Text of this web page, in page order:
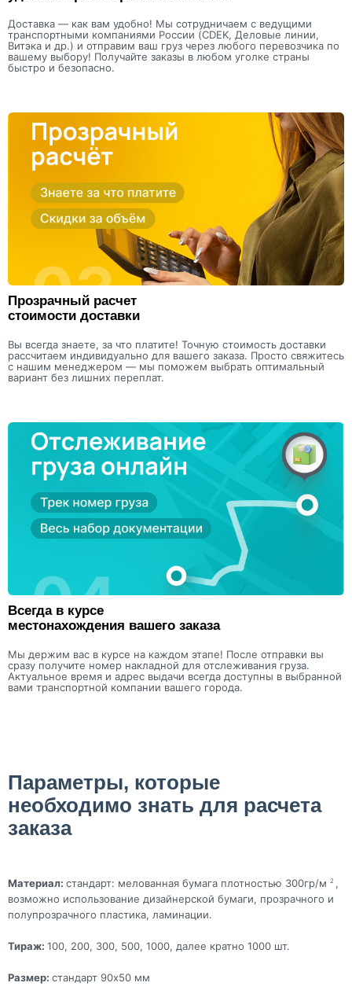
Доставка — как вам удобно! Мы сотрудничаем с ведущими
транспортными компаниями России (CDEK, Деловые линии,
Витэка и др.) и отправим ваш груз через любого перевозчика по
вашему выбору! Получайте заказы в любом уголке страны
быстро и безопасно.
Прозрачный расчет
стоимости доставки
Вы всегда знаете, за что платите! Точную стоимость доставки
рассчитаем индивидуально для вашего заказа. Просто свяжитесь
с нашим менеджером — мы поможем выбрать оптимальный
вариант без лишних переплат.
Всегда в курсе
местонахождения вашего заказа
Мы держим вас в курсе на каждом этапе! После отправки вы
сразу получите номер накладной для отслеживания груза.
Актуальное время и адрес выдачи всегда доступны в выбранной
вами транспортной компании вашего города.
Параметры, которые
необходимо знать для расчета
заказа
Материал: стандарт: мелованная бумага плотностью 300гр/м 2 ,
возможно использование дизайнерской бумаги, прозрачного и
полупрозрачного пластика, ламинации.
Тираж: 100, 200, 300, 500, 1000, далее кратно 1000 шт.
Размер: стандарт 90x50 мм